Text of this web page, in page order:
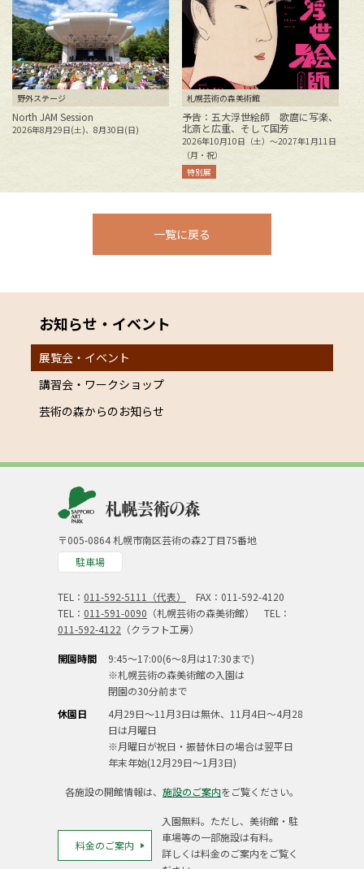
野外ステージ
North JAM Session
2026年8月29日(土)、8月30日(日)
札幌芸術の森美術館
予告：五大浮世絵師 歌麿に写楽、
北斎と広重、そして国芳
2026年10月10日（土）～2027年1月11日
（月・祝）
特別展
一覧に戻る
お知らせ・イベント
展覧会・イベント
講習会・ワークショップ
芸術の森からのお知らせ
〒005-0864 札幌市南区芸術の森2丁目75番地
駐車場
TEL： 011-592-5111（代表）
FAX：011-592-4120
TEL： 011-591-0090 （札幌芸術の森美術館） TEL：
011-592-4122 （クラフト工房）
開園時間
9:45～17:00(6～8月は17:30まで)
※札幌芸術の森美術館の入園は
閉園の30分前まで
休園日
4月29日～11月3日は無休、11月4日～4月28
日は月曜日
※月曜日が祝日・振替休日の場合は翌平日
年末年始(12月29日～1月3日)
各施設の開館情報は、 施設のご案内をご覧ください。
料金のご案内
入園無料。ただし、美術館・駐
車場等の一部施設は有料。
詳しくは料金のご案内をご覧く